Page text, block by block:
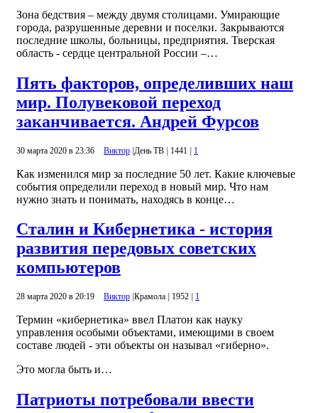
Зона бедствия – между двумя столицами. Умирающие
города, разрушенные деревни и поселки. Закрываются
последние школы, больницы, предприятия. Тверская
область - сердце центральной России –…
Пять факторов, определивших наш
мир. Полувековой переход
заканчивается. Андрей Фурсов
30 марта 2020 в 23:36 Виктор |День ТВ | 1441 | 1
Как изменился мир за последние 50 лет. Какие ключевые
события определили переход в новый мир. Что нам
нужно знать и понимать, находясь в конце…
Сталин и Кибернетика - история
развития передовых советских
компьютеров
28 марта 2020 в 20:19 Виктор Крамола 1952 1
Термин «кибернетика» ввел Платон как науку
управления особыми объектами, имеющими в своем
составе людей - эти объекты он называл «гиберно».
Это могла быть и…
Патриоты потребовали ввести